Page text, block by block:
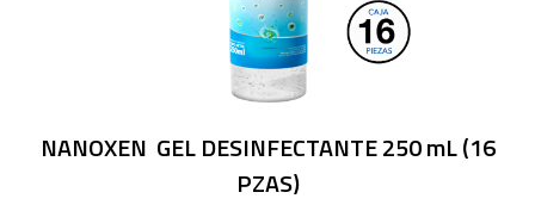
NANOXEN GEL DESINFECTANTE 250 mL (16
PZAS)